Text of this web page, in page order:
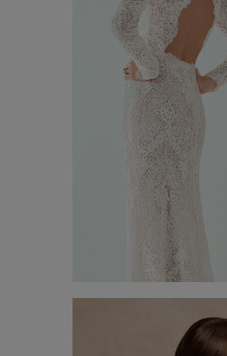
Descobrir ara